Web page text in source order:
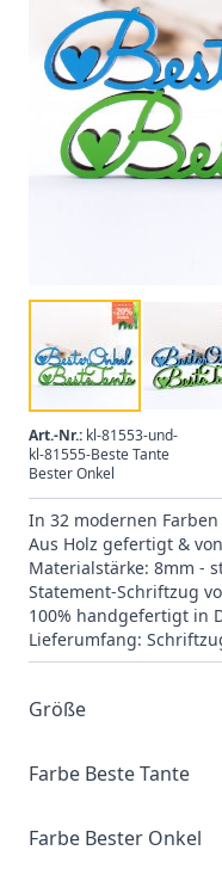
Art.-Nr.: kl-81553-und-
kl-81555-Beste Tante
Bester Onkel
In 32 modernen
Aus Holz gefertigt &
Materialstärke: 8mm -
Statement-Schriftzug
100% handgefertigt in
Lieferumfang:
Größe
Farbe Beste Tante
Farbe Bester Onkel